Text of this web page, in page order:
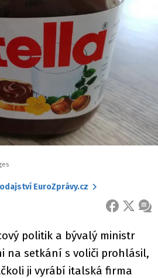
EuroZprávy.cz
FACEBOOK
X
politik a bývalý ministr
na setkání s voliči prohlásil,
ji vyrábí italská firma